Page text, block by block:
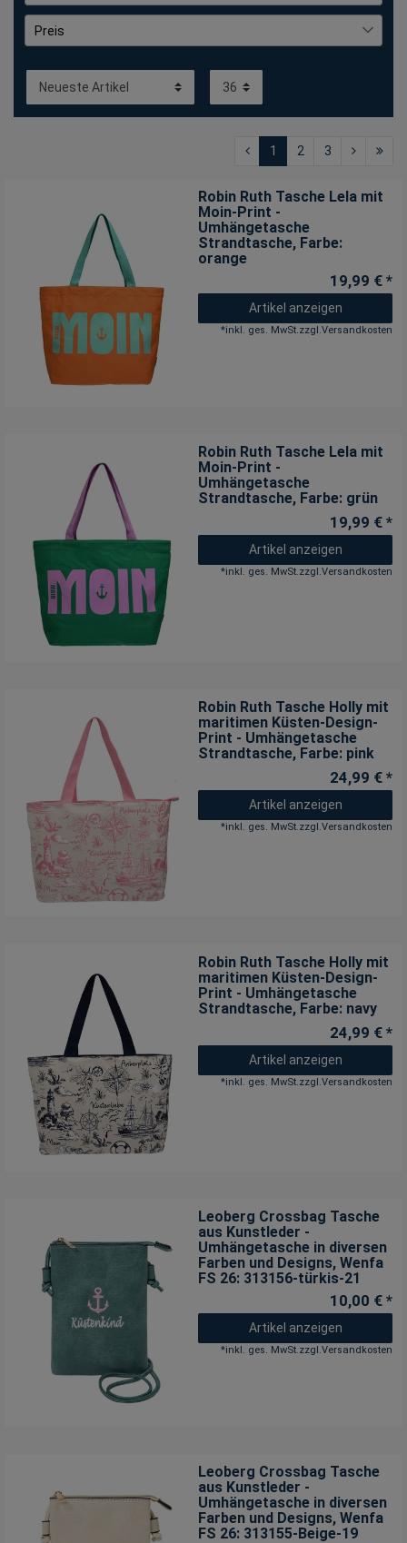
gemustert 5
gestreift
unifarben
unifarben mit Farbeinsatz
Daniel Ray
109
FRIESEN Friesennerz 1
tomBrook
Preis
1 2 3
Robin Ruth Tasche Lela mit
Moin-Print -
Umhängetasche
Strandtasche, Farbe:
orange
19,99 € *
Artikel anzeigen
*inkl. ges. MwSt.zzgl.Versandkosten
Robin Ruth Tasche Lela mit
Moin-Print -
Umhängetasche
Strandtasche, Farbe: grün
19,99 € *
Artikel anzeigen
*inkl. ges. MwSt.zzgl.Versandkosten
Robin Ruth Tasche Holly mit
maritimen Küsten-Design-
Print - Umhängetasche
Strandtasche, Farbe: pink
24,99 € *
Artikel anzeigen
*inkl. ges. MwSt.zzgl.Versandkosten
Robin Ruth Tasche Holly mit
maritimen Küsten-Design-
Print - Umhängetasche
Strandtasche, Farbe: navy
24,99 € *
Artikel anzeigen
*inkl. ges. MwSt. zzgl. Versandkosten
Leoberg Crossbag Tasche
aus Kunstleder -
Umhängetasche in diversen
Farben und Designs, Wenfa
FS 26: 313156-türkis-21
10,00 € *
Artikel anzeigen
*inkl. ges. MwSt.zzgl.Versandkosten
Leoberg Crossbag Tasche
aus Kunstleder -
Umhängetasche in diversen
Farben und Designs, Wenfa
FS 26: 313155-Beige-19